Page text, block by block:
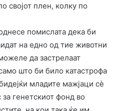
својот плен, колку по
помислата дека би
на едно од тие животни
да застрелаат
што би било катастрофа
младите мажјаци сè
генетскиот фонд во